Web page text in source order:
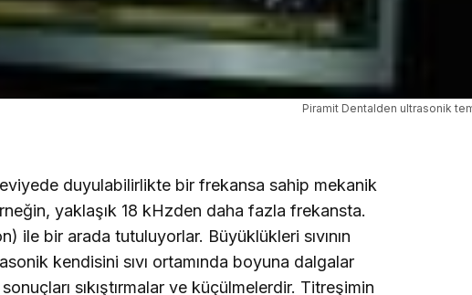
Piramit Dentalden ultrasonik
duyulabilirlikte bir frekansa sahip mekanik
yaklaşık 18 kHzden daha fazla frekansta.
ile bir arada tutuluyorlar. Büyüklükleri sıvının
kendisini sıvı ortamında boyuna dalgalar
sıkıştırmalar ve küçülmelerdir. Titreşimin